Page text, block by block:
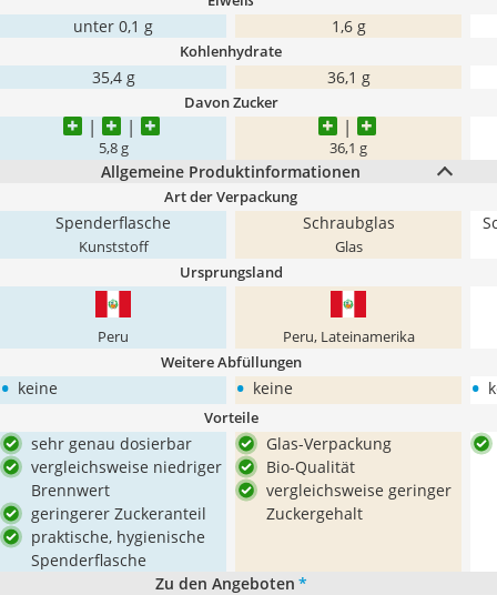
unter 0,1 g 1,6 g
Kohlenhydrate
35,4 g 36,1 g
Davon Zucker
5,8 g 36,1 g
Allgemeine Produktinformationen
Art der Verpackung
Spenderflasche
Kunststoff
Schraubglas
Glas
Ursprungsland
Peru Peru, Lateinamerika
Weitere Abfüllungen
• keine • keine •
Vorteile
sehr genau dosierbar
vergleichsweise niedriger
Brennwert
geringerer Zuckeranteil
praktische, hygienische
Spenderflasche
Glas-Verpackung
Bio-Qualität
vergleichsweise geringer
Zuckergehalt
Zu den Angeboten *